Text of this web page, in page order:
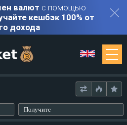
валют с помощью
кешбэк 100% от
дохода
Получите